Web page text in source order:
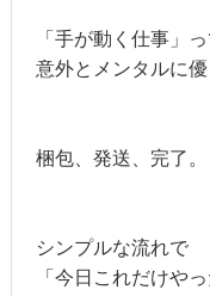
「手が動く仕事」っ
意外とメンタルに優
梱包、発送、完了。
シンプルな流れで
「今日これだけや